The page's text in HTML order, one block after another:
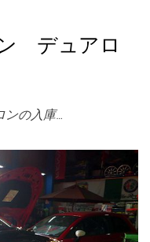
デュアロ
の入庫…